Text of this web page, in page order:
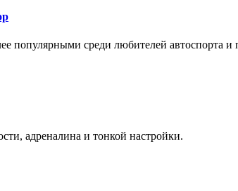
популярными среди любителей автоспорта
адреналина и тонкой настройки.